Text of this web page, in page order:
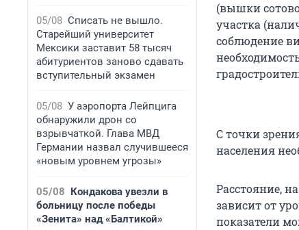
05/08 Списать не вышло.
Старейший университет
Мексики заставит 58 тысяч
абитуриентов заново сдавать
вступительный экзамен
05/08 У аэропорта Лейпцига
обнаружили дрон со
взрывчаткой. Глава МВД
Германии назвал случившееся
«новым уровнем угрозы»
05/08 Кондакова увезли в
больницу после победы
«Зенита» над «Балтикой»
(вышки
участка
соблюдение
С точки
населения
Расстояние,
зависит от
показатели